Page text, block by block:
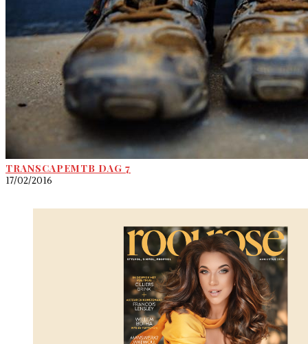
TRANSCAPEMTB DAG 7
17/02/2016